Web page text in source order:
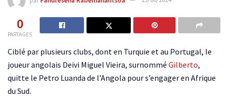
0
PARTAGES
Ciblé par plusieurs clubs, dont en Turquie et au Portugal, le
joueur angolais Deivi Miguel Vieira, surnommé Gilberto,
quitte le Petro Luanda de l’Angola pour s’engager en Afrique
du Sud.